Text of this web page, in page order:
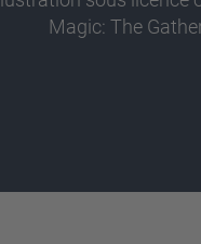
Magic: The